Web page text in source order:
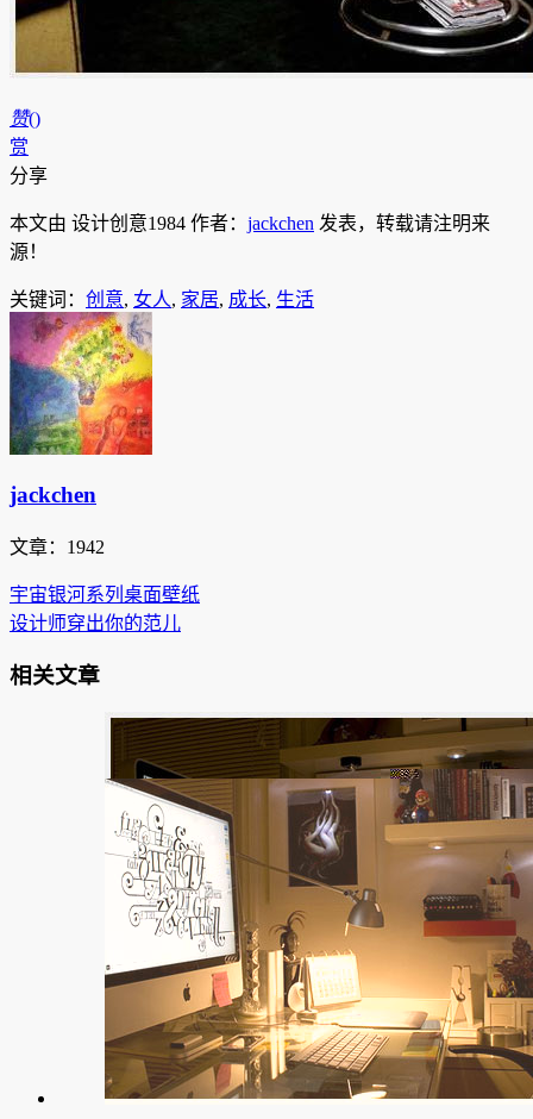
赞()
赏
分享
本文由 设计创意1984 作者： jackchen 发表，转载请注明来
源！
关键词： 创意, 女人, 家居, 成长, 生活
jackchen
文章：1942
宇宙银河系列桌面壁纸
设计师穿出你的范儿
相关文章